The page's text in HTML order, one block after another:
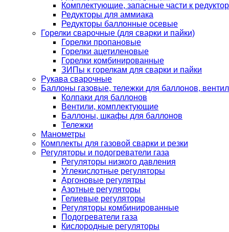
Комплектующие, запасные части к
Редукторы для аммиака
Редукторы баллонные осевые
Горелки сварочные (для сварки и пайки)
Горелки пропановые
Горелки ацетиленовые
Горелки комбинированные
ЗИПы к горелкам для сварки и пайки
Рукава сварочные
Баллоны газовые, тележки для баллонов,
Колпаки для баллонов
Вентили, комплектующие
Баллоны, шкафы для баллонов
Тележки
Манометры
Комплекты для газовой сварки и резки
Регуляторы и подогреватели газа
Регуляторы низкого давления
Углекислотные регуляторы
Аргоновые регулятры
Азотные регуляторы
Гелиевые регуляторы
Регуляторы комбинированные
Подогреватели газа
Кислородные регуляторы